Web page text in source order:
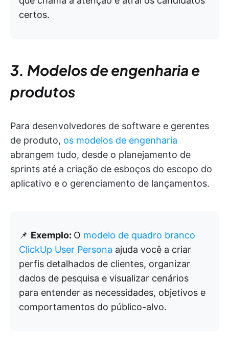
certos.
3. Modelos de engenharia e
produtos
Para desenvolvedores de software e gerentes
de produto, os modelos de engenharia
abrangem tudo, desde o planejamento de
sprints até a criação de esboços do escopo do
aplicativo e o gerenciamento de lançamentos.
📌 Exemplo: O modelo de quadro branco
ClickUp User Persona ajuda você a criar
perfis detalhados de clientes, organizar
dados de pesquisa e visualizar cenários
para entender as necessidades, objetivos e
comportamentos do público-alvo.